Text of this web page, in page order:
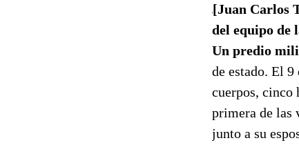
[Juan Carlos
del equipo de
Un predio
de estado. El
cuerpos, cinco
primera de las
junto a su